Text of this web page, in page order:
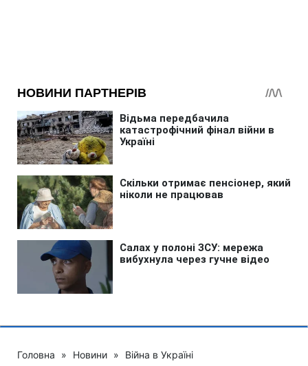
Головна » Новини » Війна в Україні